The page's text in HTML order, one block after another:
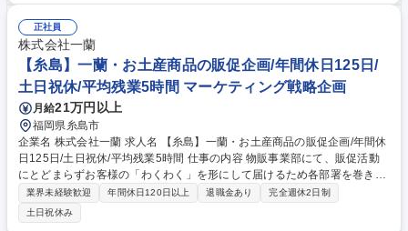
な分析 ■商品の販売・マーケティング戦略の立案と実行 ■商品ローンチ計
画の策定・進行管理 ■商品訴求ポイント・販促メッセージの最適な設計 ■
EC・営業部門と連携した販促企画 ■売上・レビュー・市場データの分析お
よび改善提案 ■韓国本社との連携・調整業務 ■市場トレンドを踏まえた商
品ポートフォリオの提案 募集職種 【プロダクトマーケティング】韓国化
粧品・コスメの認知拡大を担う/戦略～実行
正社員
株式会社一蘭
【糸島】一蘭・お土産商品の販促企画/年間休日125日/
土日祝休/平均残業5時間 マーケティング戦略企画
月給21万円以上
福岡県糸島市
企業名 株式会社一蘭 求人名 【糸島】一蘭・お土産商品の販促企画/年間休
日125日/土日祝休/平均残業5時間 仕事の内容 物販事業部にて、販促活動
にとどまらずお客様の「わくわく」を形にして届けるため各部署を巻き込
んで企画を走らせ立案～効果検証まで『事業を動かす手応え』を味わえる
大きな役割をお任せします。 ■事業計画に沿った販促計画■販売促進に繋
がる企画の立案および実行のプロセス管理 ■新商品の販売促進に関する準
業界未経験歓迎 年間休日120日以上 退職金あり
完全週休2日制
土日祝休み